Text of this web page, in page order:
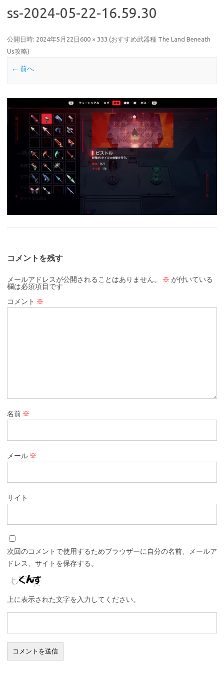
ss-2024-05-22-16.59.30
公開日時: 2024年5月22日 600 × 333 (おすすめ武器種 The Land Beneath
Us攻略)
← 前へ
コメントを残す
メールアドレスが公開されることはありません。 ※ が付いている
欄は必須項目です
コメント ※
名前 ※
メール ※
サイト
次回のコメントで使用するためブラウザーに自分の名前、メールア
ドレス、サイトを保存する。
上に表示された文字を入力してください。